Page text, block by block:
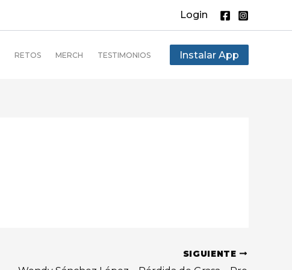
Login
RETOS MERCH TESTIMONIOS Instalar App
SIGUIENTE